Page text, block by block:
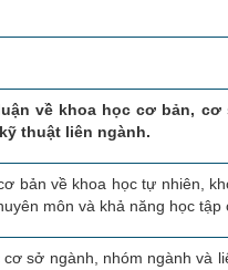
về khoa học cơ bản,
thuật liên ngành.
bản về khoa học tự nhiên,
môn và khả năng học tập
sở ngành, nhóm ngành và